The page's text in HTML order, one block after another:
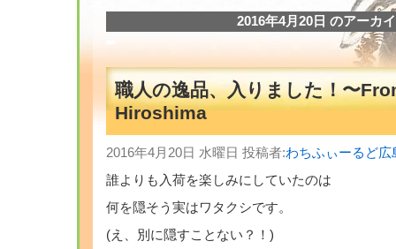
2016年4月20日 のアーカ
職人の逸品、入りました！〜
Hiroshima
2016年4月20日 水曜日 投稿者:わちふぃーるど
誰よりも入荷を楽しみにしていたのは
何を隠そう実はワタクシです。
(え、別に隠すことない？！)